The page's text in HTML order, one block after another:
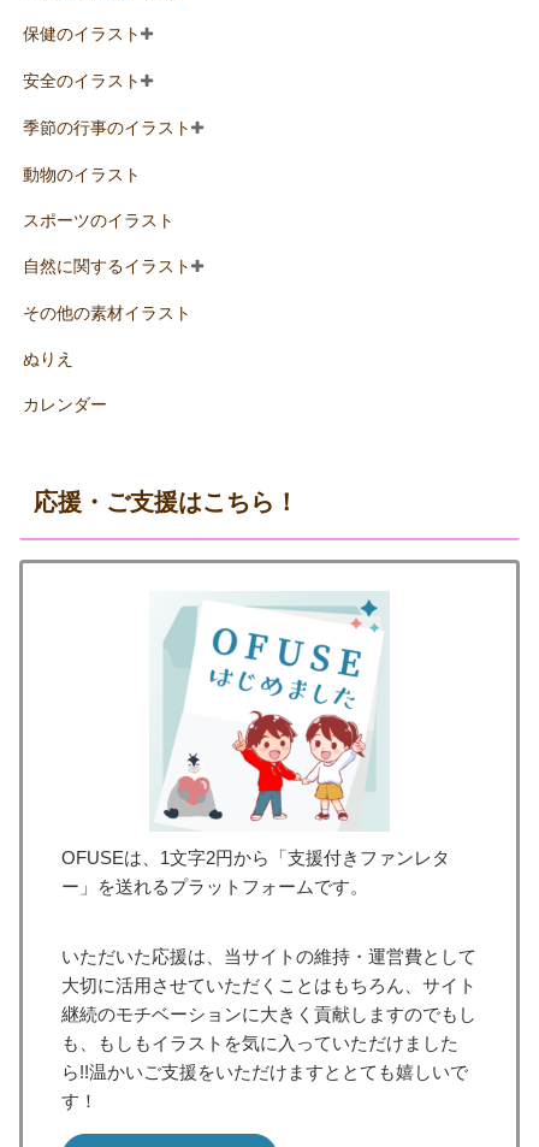
保健のイラスト
安全のイラスト
季節の行事のイラスト
動物のイラスト
スポーツのイラスト
自然に関するイラスト
その他の素材イラスト
ぬりえ
カレンダー
応援・ご支援はこちら！
OFUSEは、1文字2円から「支援付きファンレタ
ー」を送れるプラットフォームです。
いただいた応援は、当サイトの維持・運営費として
大切に活用させていただくことはもちろん、サイト
継続のモチベーションに大きく貢献しますのでもし
も、もしもイラストを気に入っていただけました
ら!!温かいご支援をいただけますととても嬉しいで
す！